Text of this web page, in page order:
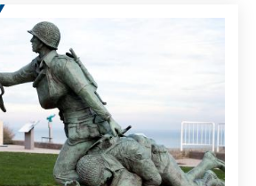
können. Im
dabei die Frage, wie
politische Kultur
gegenüber populistischen
können.